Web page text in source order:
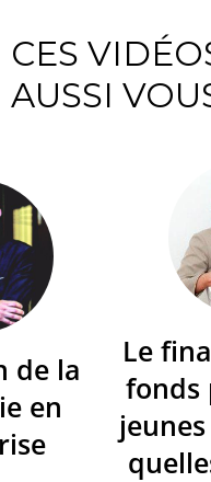
CES
AUSSI
de la
en
Le
fonds